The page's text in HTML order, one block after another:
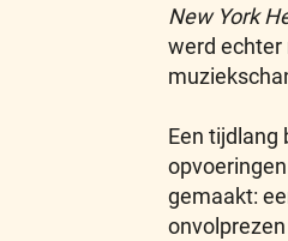
New York
werd echter
Een tijdlang
gemaakt: